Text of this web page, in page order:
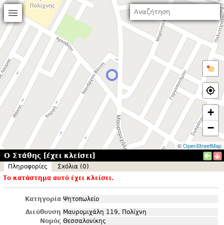
+
−
©OpenStreetMap
Ο Στάθης [έχει κλείσει]
Πληροφορίες
Σxόλια (0)
Το κατάστημα αυτό έχει κλείσει.
Κατηγορία Ψητοπωλείο
Διεύθυνση Μαυρομιχάλη 119, Πολίχνη
Νομός Θεσσαλονίκης